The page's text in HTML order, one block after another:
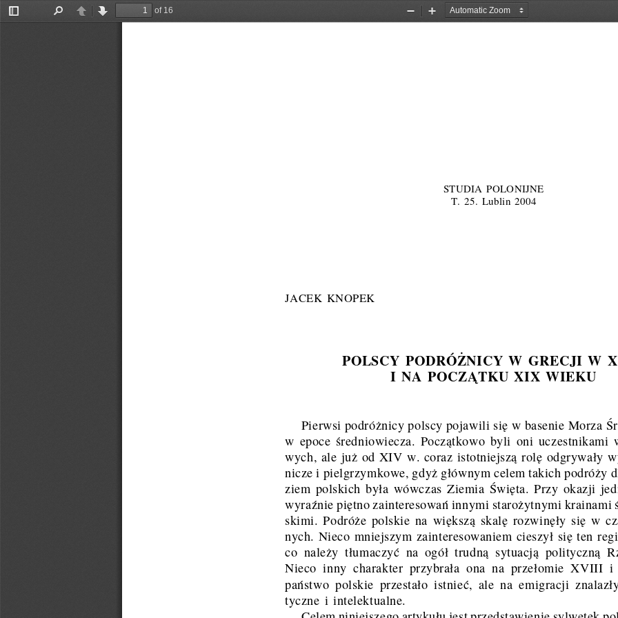
Toggle
PreviousNext
of 16
Zoom
Zoom
STUDIA POLONIJNE
T. 25. Lublin 2004
JACEK KNOPEK
POLSCY PODRÓZ
̇NICY W GRECJI W
I NA POCZ  ̨ATKU XIX WIEKU
Pierwsi podróz ̇nicy polscy pojawili sie ̨ w basenie Morza S
́
w epoce s ́redniowiecza. Pocz  ̨atkowo byli oni uczestnikami
wych, ale juz ̇ od XIV w. coraz istotniejsz  ̨a role ̨ odgrywały
nicze i pielgrzymkowe, gdyz ̇ głównym celem takich podróz ̇y
ziem polskich była wówczas Ziemia S
́wie ̨ta. Przy okazji
wyraz ́nie pie ̨tno zainteresowan ́ innymi staroz ̇ytnymi krainami
skimi. Podróz ̇e polskie na wie ̨ksz  ̨a skale ̨ rozwine ̨ły sie w
nych. Nieco mniejszym zainteresowaniem cieszył sie ̨ ten re
co nalez ̇y tłumaczyc ́ na ogół trudn  ̨a sytuacj  ̨a polityczn  ̨
a
Nieco inny charakter przybrała ona na przełomie XVIII
pan ́stwo polskie przestało istniec ́, ale na emigracji znal
tyczne i intelektualne.